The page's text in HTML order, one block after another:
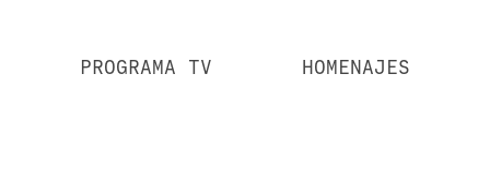
PROGRAMA TV HOMENAJES